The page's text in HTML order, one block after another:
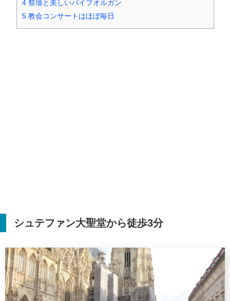
4祭壇と美しいパイプオルガン
5教会コンサートはほぼ毎日
シュテファン大聖堂から徒歩3分